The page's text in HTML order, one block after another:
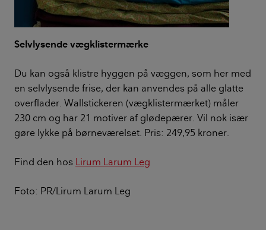
Selvlysende vægklistermærke
Du kan også klistre hyggen på væggen, som her med
en selvlysende frise, der kan anvendes på alle glatte
overflader. Wallstickeren (vægklistermærket) måler
230 cm og har 21 motiver af glødepærer. Vil nok især
gøre lykke på børneværelset. Pris: 249,95 kroner.
Find den hos Lirum Larum Leg
Foto: PR/Lirum Larum Leg